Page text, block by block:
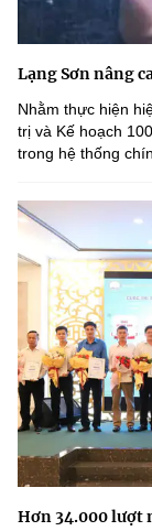
Lạng Sơn nâng
Nhằm thực hiện
trị và Kế hoạch
trong hệ thống
Hơn 34.000 lượt